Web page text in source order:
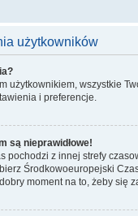
użytkowników
użytkownikiem, wszystkie
i preferencje.
są nieprawidłowe!
pochodzi z innej strefy
Środkowoeuropejski
moment na to, żeby się